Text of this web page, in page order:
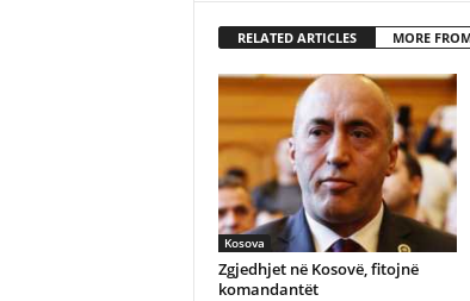
RELATED ARTICLES MORE
Kosova
Zgjedhjet në Kosovë, fitojnë
komandantët